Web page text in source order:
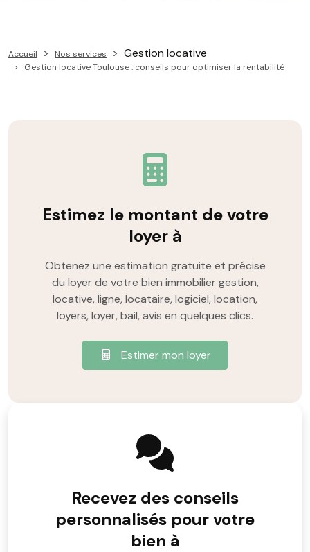
Accueil Nos services Gestion locative
Gestion locative Toulouse : conseils pour optimiser la rentabilité
Estimez le montant de votre
loyer à
Obtenez une estimation gratuite et précise
du loyer de votre bien immobilier gestion,
locative, ligne, locataire, logiciel, location,
loyers, loyer, bail, avis en quelques clics.
Estimer mon loyer
Recevez des conseils
personnalisés pour votre
bien à